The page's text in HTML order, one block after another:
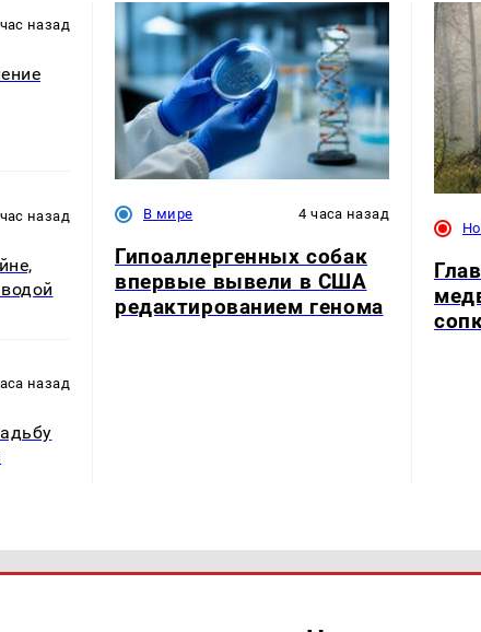
час назад
час назад
назад
В мире 4 часа назад
Гипоаллергенных собак
впервые вывели в США
редактированием генома